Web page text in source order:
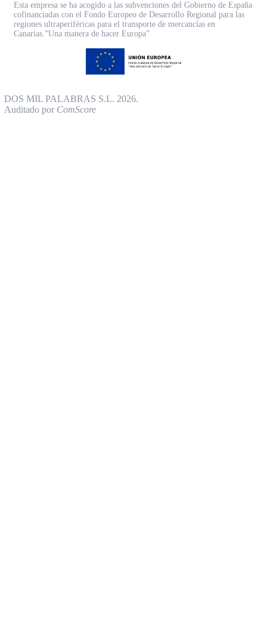
Esta empresa se ha acogido a las subvenciones del Gobierno de España
cofinanciadas con el Fondo Europeo de Desarrollo Regional para las
regiones ultraperiféricas para el transporte de mercancías en
Canarias.”Una manera de hacer Europa”
DOS MIL PALABRAS S.L. 2026.
Auditado por ComScore